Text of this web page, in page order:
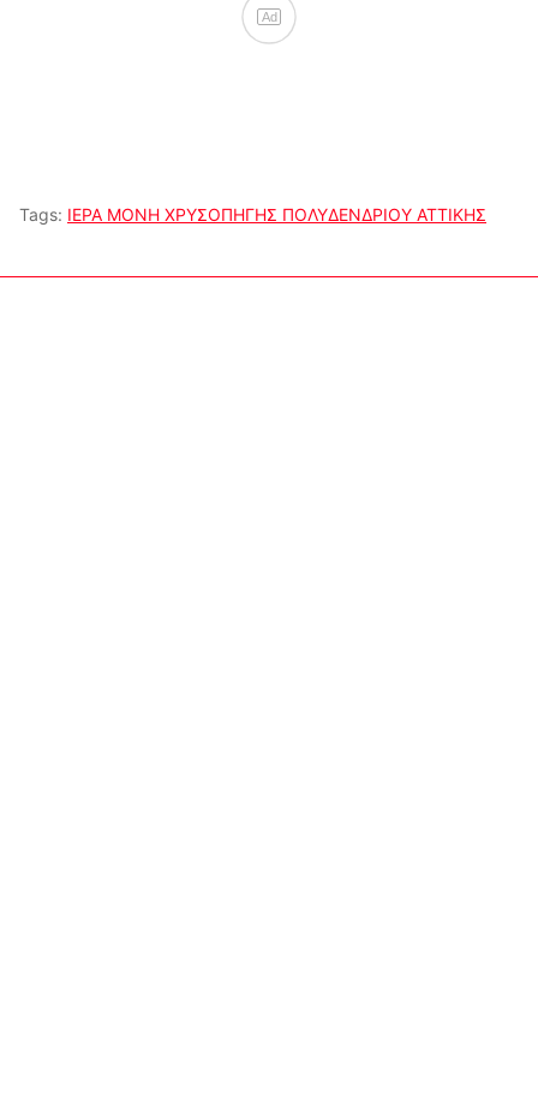
Ad
Tags: ΙΕΡΑ ΜΟΝΗ ΧΡΥΣΟΠΗΓΗΣ ΠΟΛΥΔΕΝΔΡΙΟΥ ΑΤΤΙΚΗΣ